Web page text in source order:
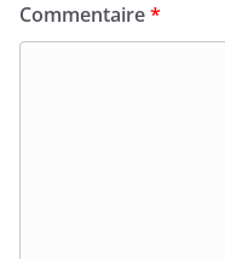
Commentaire*